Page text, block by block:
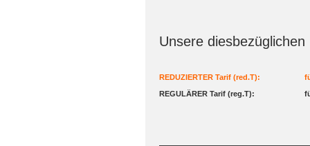
Unsere diesbezüglichen
REDUZIERTER Tarif (red.T):
REGULÄRER Tarif (reg.T):